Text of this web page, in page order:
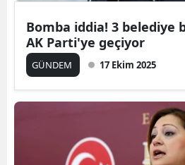
Bomba iddia! 3 belediye
AK Parti'ye geçiyor
GÜNDEM 17 Ekim 2025